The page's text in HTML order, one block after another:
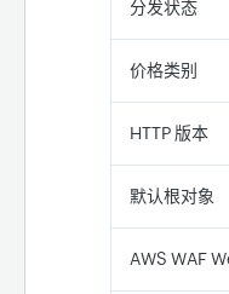
分发状态
价格类别
HTTP 版本
默认根对象
AWS WAF